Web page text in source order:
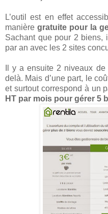
L’outil est en effet
manière gratuite pour la
Sachant que pour 2 biens,
par an avec les 2 sites
Il y a ensuite 2 niveaux
delà. Mais d’une part, le
et surtout correspond à un
HT par mois pour gérer 5